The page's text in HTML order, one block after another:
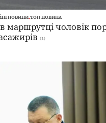
НОВИНИ,ТОП НОВИНА
маршрутці чоловік
(1)